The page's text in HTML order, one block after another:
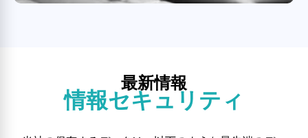
最新情報
情報セキュリティ